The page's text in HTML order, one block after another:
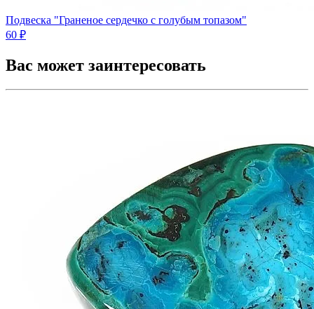
Подвеска "Граненое сердечко с голубым топазом"
60 ₽
Вас может заинтересовать